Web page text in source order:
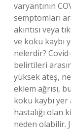
varyantının
semptomları
akıntısı veya
ve koku kaybı
nelerdir?
belirtileri
yüksek ateş,
eklem ağrısı,
koku kaybı
hastalığı olan
neden olabilir.